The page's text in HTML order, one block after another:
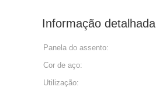
Informação detalhada
Panela do assento:
Cor de aço:
Utilização: